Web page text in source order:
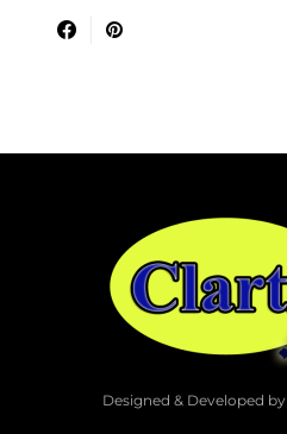
Designed & Developed by